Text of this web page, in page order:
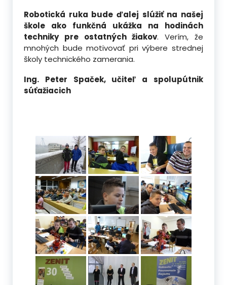
Robotická ruka bude ďalej slúžiť na našej
škole ako funkčná ukážka na hodinách
techniky pre ostatných žiakov. Verím, že
mnohých bude motivovať pri výbere strednej
školy technického zamerania.
Ing. Peter Spaček, učiteľ a spolupútnik
súťažiacich